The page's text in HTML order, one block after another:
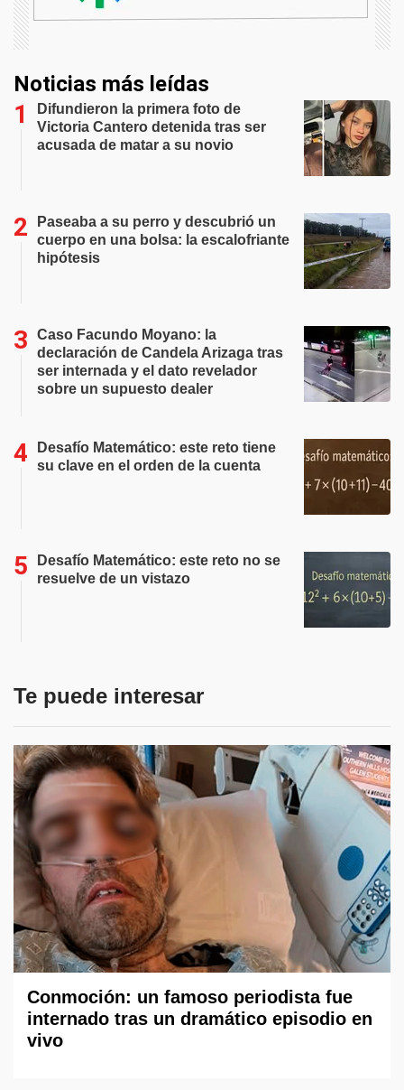
Noticias más leídas
Difundieron la primera foto de
Victoria Cantero detenida tras ser
acusada de matar a su novio
Paseaba a su perro y descubrió un
cuerpo en una bolsa: la escalofriante
hipótesis
Caso Facundo Moyano: la
declaración de Candela Arizaga tras
ser internada y el dato revelador
sobre un supuesto dealer
Desafío Matemático: este reto tiene
su clave en el orden de la cuenta
Desafío Matemático: este reto no se
resuelve de un vistazo
Te puede interesar
Conmoción: un famoso periodista fue
internado tras un dramático episodio en
vivo